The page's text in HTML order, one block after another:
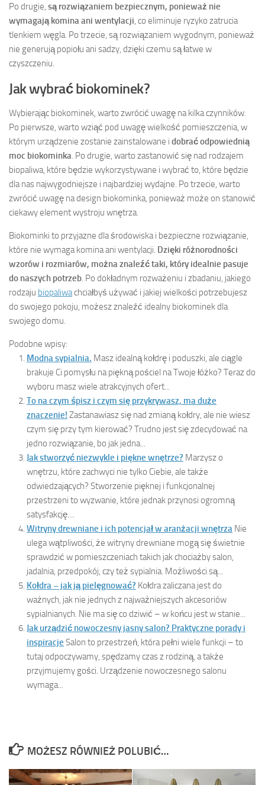
Po drugie, są rozwiązaniem bezpiecznym, ponieważ nie
wymagają komina ani wentylacji , co eliminuje ryzyko zatrucia
tlenkiem węgla. Po trzecie, są rozwiązaniem wygodnym, ponieważ
nie generują popiołu ani sadzy, dzięki czemu są łatwe w
czyszczeniu.
Jak wybrać biokominek?
Wybierając biokominek, warto zwrócić uwagę na kilka czynników.
Po pierwsze, warto wziąć pod uwagę wielkość pomieszczenia, w
którym urządzenie zostanie zainstalowane i dobrać odpowiednią
moc biokominka . Po drugie, warto zastanowić się nad rodzajem
biopaliwa, które będzie wykorzystywane i wybrać to, które będzie
dla nas najwygodniejsze i najbardziej wydajne. Po trzecie, warto
zwrócić uwagę na design biokominka, ponieważ może on stanowić
ciekawy element wystroju wnętrza.
Biokominki to przyjazne dla środowiska i bezpieczne rozwiązanie,
które nie wymaga komina ani wentylacji. Dzięki różnorodności
wzorów i rozmiarów, można znaleźć taki, który idealnie pasuje
do naszych potrzeb . Po dokładnym rozważeniu i zbadaniu, jakiego
rodzaju biopaliwachciałbyś używać i jakiej wielkości potrzebujesz
do swojego pokoju, możesz znaleźć idealny biokominek dla
swojego domu.
Podobne wpisy:
Modna sypialnia. Masz idealną kołdrę i poduszki, ale ciągle
brakuje Ci pomysłu na piękną pościel na Twoje łóżko? Teraz do
wyboru masz wiele atrakcyjnych ofert...
To na czym śpisz i czym się przykrywasz, ma duże
znaczenie! Zastanawiasz się nad zmianą kołdry, ale nie wiesz
czym się przy tym kierować? Trudno jest się zdecydować na
jedno rozwiązanie, bo jak jedna...
Jak stworzyć niezwykle i piękne wnętrze? Marzysz o
wnętrzu, które zachwyci nie tylko Ciebie, ale także
odwiedzających? Stworzenie pięknej i funkcjonalnej
przestrzeni to wyzwanie, które jednak przynosi ogromną
satysfakcję....
Witryny drewniane i ich potencjał w aranżacji wnętrza Nie
ulega wątpliwości, że witryny drewniane mogą się świetnie
sprawdzić w pomieszczeniach takich jak chociażby salon,
jadalnia, przedpokój, czy też sypialnia. Możliwości są...
Kołdra – jak ją pielęgnować? Kołdra zaliczana jest do
ważnych, jak nie jednych z najważniejszych akcesoriów
sypialnianych. Nie ma się co dziwić – w końcu jest w stanie...
Jak urządzić nowoczesny jasny salon? Praktyczne porady i
inspiracje Salon to przestrzeń, która pełni wiele funkcji – to
tutaj odpoczywamy, spędzamy czas z rodziną, a także
przyjmujemy gości. Urządzenie nowoczesnego salonu
wymaga...
MOŻESZ RÓWNIEŻ POLUBIĆ…